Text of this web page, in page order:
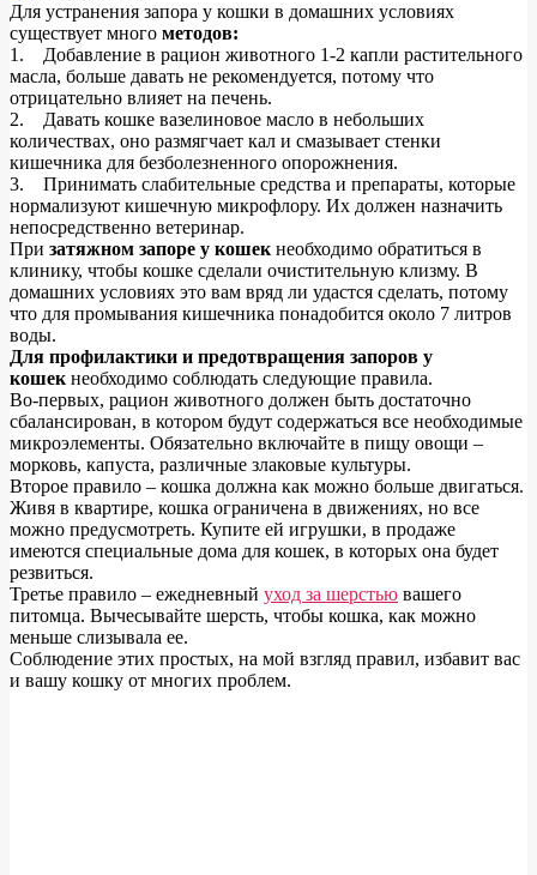
Для устранения запора у кошки в домашних условиях
существует много методов:
1. Добавление в рацион животного 1-2 капли растительного
масла, больше давать не рекомендуется, потому что
отрицательно влияет на печень.
2. Давать кошке вазелиновое масло в небольших
количествах, оно размягчает кал и смазывает стенки
кишечника для безболезненного опорожнения.
3. Принимать слабительные средства и препараты, которые
нормализуют кишечную микрофлору. Их должен назначить
непосредственно ветеринар.
При затяжном запоре у кошекнеобходимо обратиться в
клинику, чтобы кошке сделали очистительную клизму. В
домашних условиях это вам вряд ли удастся сделать, потому
что для промывания кишечника понадобится около 7 литров
воды.
Для профилактики и предотвращения запоров у
кошекнеобходимо соблюдать следующие правила.
Во-первых, рацион животного должен быть достаточно
сбалансирован, в котором будут содержаться все необходимые
микроэлементы. Обязательно включайте в пищу овощи –
морковь, капуста, различные злаковые культуры.
Второе правило – кошка должна как можно больше двигаться.
Живя в квартире, кошка ограничена в движениях, но все
можно предусмотреть. Купите ей игрушки, в продаже
имеются специальные дома для кошек, в которых она будет
резвиться.
Третье правило – ежедневный уход за шерстью вашего
питомца. Вычесывайте шерсть, чтобы кошка, как можно
меньше слизывала ее.
Соблюдение этих простых, на мой взгляд правил, избавит вас
и вашу кошку от многих проблем.